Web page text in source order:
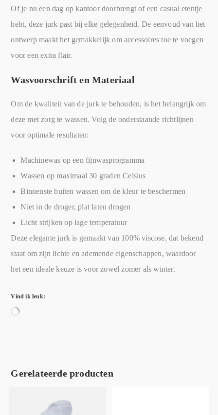
Of je nu een dag op kantoor doorbrengt of een casual etentje
hebt, deze jurk past bij elke gelegenheid. De eenvoud van het
ontwerp maakt het gemakkelijk om accessoires toe te voegen
voor een extra flair.
Wasvoorschrift en Materiaal
Om de kwaliteit van de jurk te behouden, is het belangrijk om
deze met zorg te wassen. Volg de onderstaande richtlijnen
voor optimale resultaten:
Machinewas op een fijnwasprogramma
Wassen op maximaal 30 graden Celsius
Binnenste buiten wassen om de kleur te beschermen
Niet in de droger, plat laten drogen
Licht strijken op lage temperatuur
Deze elegante jurk is gemaakt van 100% viscose, dat bekend
staat om zijn lichte en ademende eigenschappen, waardoor
het een ideale keuze is voor zowel zomer als winter.
Vind ik leuk:
Gerelateerde producten